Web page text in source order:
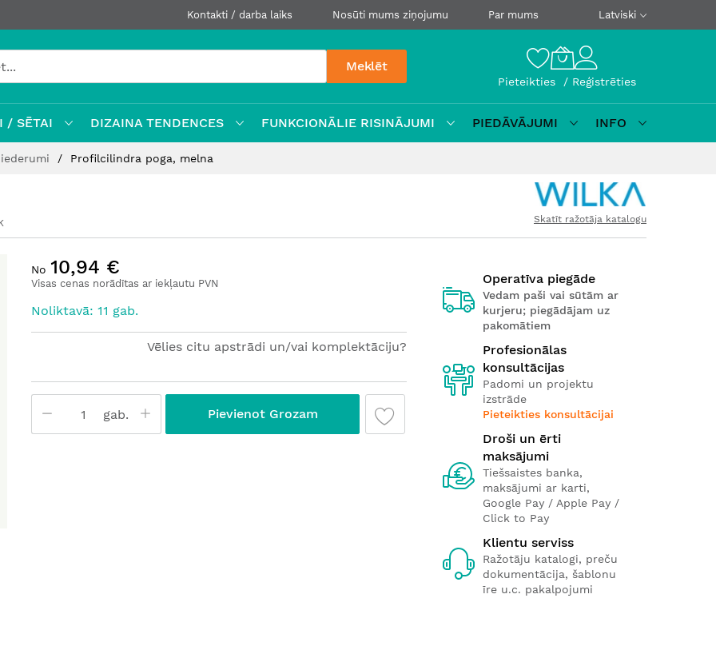
Kontakti / darba laiks Nosūti mums ziņojumu Par mums Latviski
Meklēt
Pieteikties Reģistrēties
/ SĒTAI DIZAINA TENDENCES FUNKCIONĀLIE RISINĀJUMI PIEDĀVĀJUMI
INFO
Profilcilindra poga, melna
Skatīt ražotāja katalogu
Visas cenas norādītas ar iekļautu PVN
No 10,94 €
Noliktavā: 11 gab.
Vēlies citu apstrādi un/vai komplektāciju?
gab. Pievienot Grozam
Operatīva piegāde
Vedam paši vai sūtām ar
kurjeru; piegādājam uz
pakomātiem
Profesionālas
konsultācijas
Padomi un projektu
izstrāde
Pieteikties konsultācijai
Droši un ērti
maksājumi
Tiešsaistes banka,
maksājumi ar karti,
Google Pay / Apple Pay /
Click to Pay
Klientu serviss
Ražotāju katalogi, preču
dokumentācija, šablonu
īre u.c. pakalpojumi